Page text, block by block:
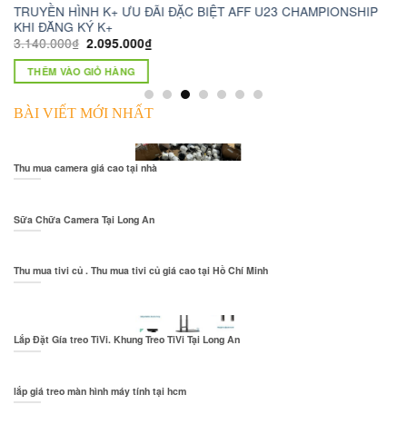
TRUYỀN HÌNH K+ ƯU ĐÃI ĐẶC BIỆT AFF U23 CHAMPIONSHIP
KHI ĐĂNG KÝ K+
3.140.000₫ 2.095.000₫
THÊM VÀO GIỎ HÀNG
BÀI VIẾT MỚI NHẤT
Thu mua camera giá cao tại nhà
Sữa Chữa Camera Tại Long An
Thu mua tivi củ . Thu mua tivi củ giá cao tại Hồ Chí Minh
Lắp Đặt Gía treo TiVi. Khung Treo TiVi Tại Long An
lắp giá treo màn hình máy tính tại hcm